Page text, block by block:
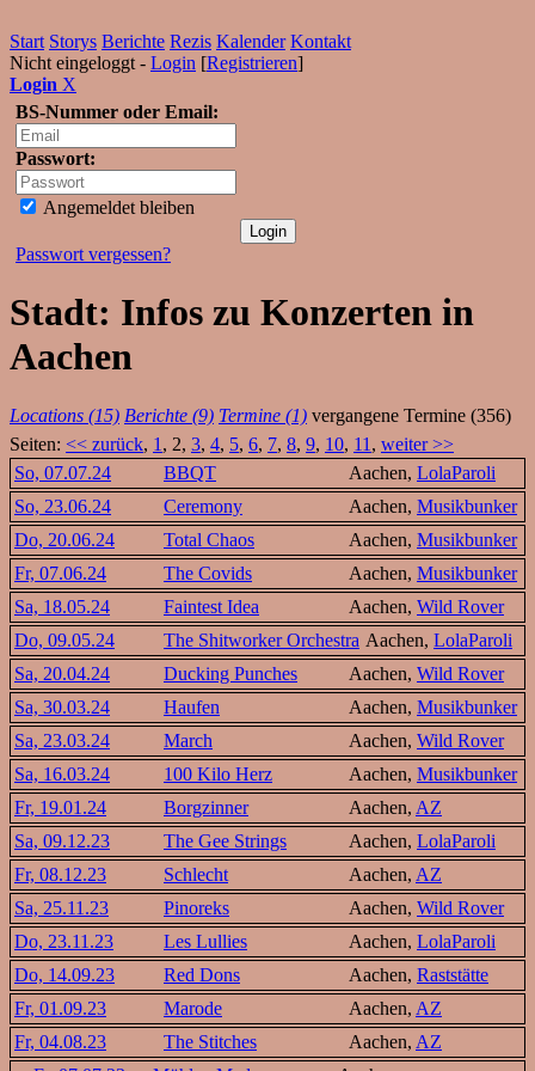
Start Storys Berichte Rezis Kalender Kontakt
Nicht eingeloggt - Login [Registrieren]
Login X
BS-Nummer oder Email:
Passwort:
Angemeldet bleiben
Passwort vergessen?
Stadt: Infos zu Konzerten in
Aachen
Locations (15) Berichte (9) Termine (1) vergangene Termine (356)
Seiten: << zurück, 1 , 2, 3, 4, 5, 6, 7, 8, 9, 10, 11 , weiter >>
So, 07.07.24
BBQT Aachen, LolaParoli
So, 23.06.24
Ceremony Aachen, Musikbunker
Do, 20.06.24
Total Chaos Aachen, Musikbunker
Fr, 07.06.24
The Covids Aachen, Musikbunker
Sa, 18.05.24
Faintest Idea Aachen, Wild Rover
Do, 09.05.24
The Shitworker Orchestra Aachen, LolaParoli
Sa, 20.04.24
Ducking Punches Aachen, Wild Rover
Sa, 30.03.24
Haufen Aachen, Musikbunker
Sa, 23.03.24
March Aachen, Wild Rover
Sa, 16.03.24
100 Kilo Herz Aachen, Musikbunker
Fr, 19.01.24
Borgzinner Aachen, AZ
Sa, 09.12.23
The Gee Strings Aachen, LolaParoli
Fr, 08.12.23
Schlecht Aachen, AZ
Sa, 25.11.23
Pinoreks Aachen, Wild Rover
Do, 23.11.23
Les Lullies Aachen, LolaParoli
Do, 14.09.23
Red Dons Aachen, Raststätte
Fr, 01.09.23
Marode Aachen, AZ
Fr, 04.08.23
The Stitches Aachen, AZ